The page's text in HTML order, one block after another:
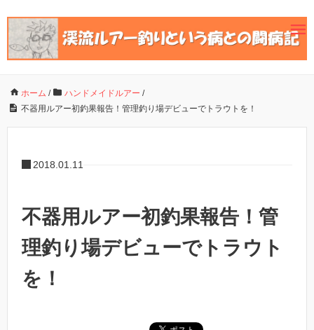
ホーム / ハンドメイドルアー /
不器用ルアー初釣果報告！管理釣り場デビューでトラウトを！
2018.01.11
不器用ルアー初釣果報告！管
理釣り場デビューでトラウト
を！